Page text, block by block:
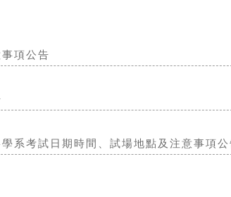
項公告
系考試日期時間、試場地點及注意事項公